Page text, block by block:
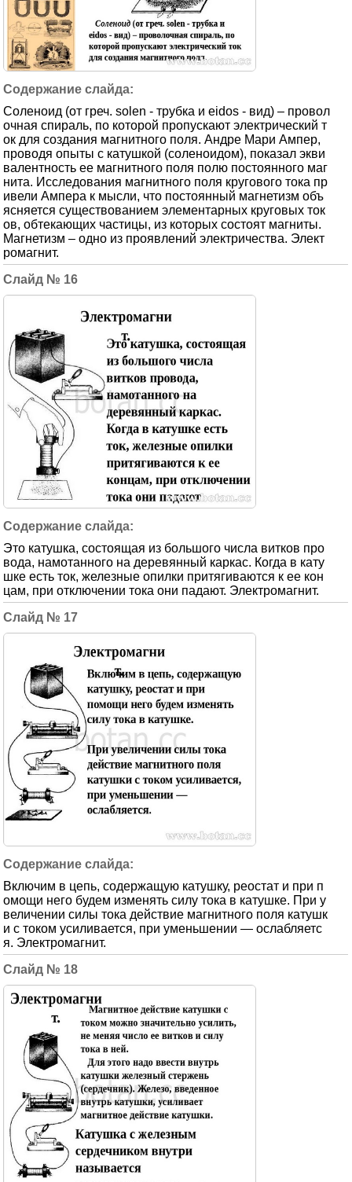
Соленоид (от греч. solen - трубка и eidos - вид) – провол
очная спираль, по которой пропускают электрический т
ок для создания магнитного поля. Андре Мари Ампер,
проводя опыты с катушкой (соленоидом), показал экви
валентность ее магнитного поля полю постоянного маг
нита. Исследования магнитного поля кругового тока пр
ивели Ампера к мысли, что постоянный магнетизм объ
ясняется существованием элементарных круговых ток
ов, обтекающих частицы, из которых состоят магниты.
Магнетизм – одно из проявлений электричества. Элект
ромагнит.
16
Это катушка, состоящая из большого числа витков про
вода, намотанного на деревянный каркас. Когда в кату
шке есть ток, железные опилки притягиваются к ее кон
цам, при отключении тока они падают. Электромагнит.
17
Включим в цепь, содержащую катушку, реостат и при п
омощи него будем изменять силу тока в катушке. При у
величении силы тока действие магнитного поля катушк
и с током усиливается, при уменьшении — ослабляетс
я. Электромагнит.
18